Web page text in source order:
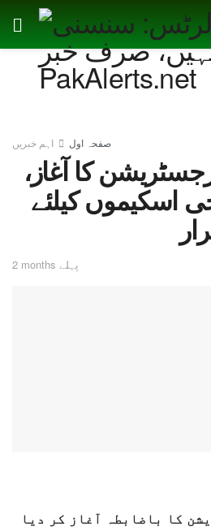
صفحہ اول اہم خبریں
کی رجسٹریشن کا آغاز،
اسکیموں کیلئے
2 months پہلے
کا باضابطہ آغاز کر دیا